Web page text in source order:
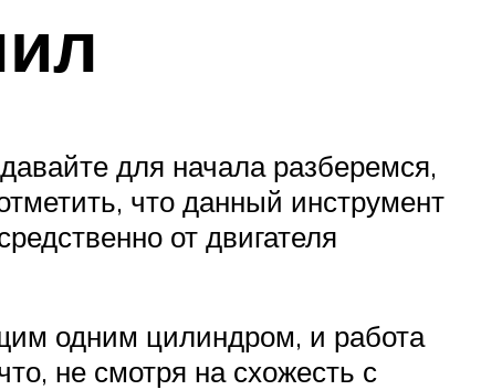
для начала разберемся,
что данный инструмент
от двигателя
одним цилиндром, и работа
не смотря на схожесть с